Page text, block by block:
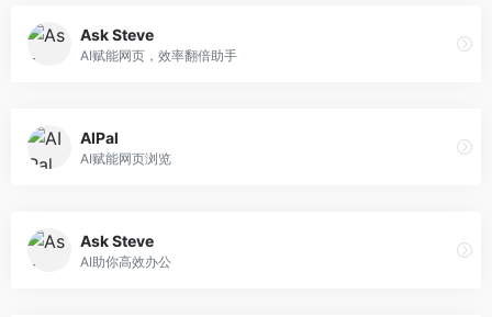
Ask Steve
AI赋能网页，效率翻倍助手
AIPal
AI赋能网页浏览
Ask Steve
AI助你高效办公